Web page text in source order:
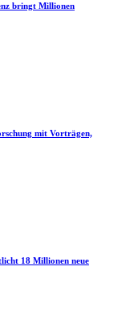
bringt Millionen
mit Vorträgen,
18 Millionen neue